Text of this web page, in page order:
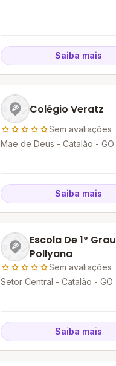
Saiba mais
Colégio Veratz
Sem avaliações
Mae de Deus - Catalão - GO
Saiba mais
Escola De 1º Grau
Pollyana
Sem avaliações
Setor Central - Catalão - GO
Saiba mais